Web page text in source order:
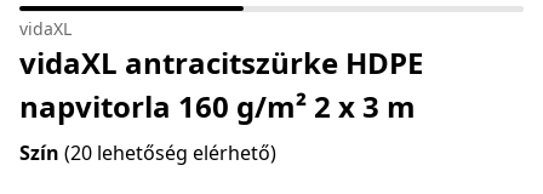
vidaXL
vidaXL antracitszürke HDPE
napvitorla 160 g/m² 2 x 3 m
Szín (20 lehetőség elérhető)